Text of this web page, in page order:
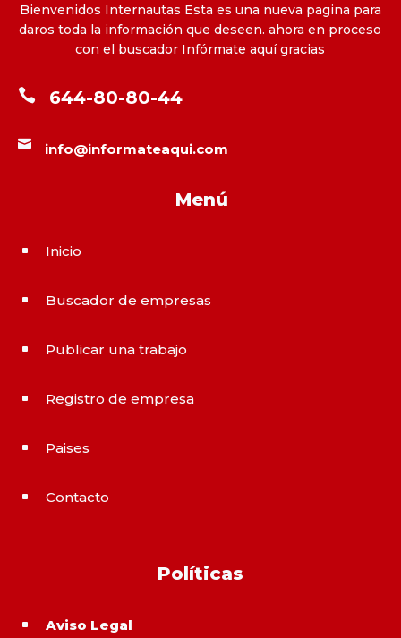
Bienvenidos Internautas Esta es una nueva pagina para
daros toda la información que deseen. ahora en proceso
con el buscador Infórmate aquí gracias
 644-80-80-44
 info@informateaqui.com
Menú
^ Inicio
^ Buscador de empresas
^ Publicar una trabajo
^ Registro de empresa
^ Paises
^ Contacto
Políticas
^ Aviso Legal